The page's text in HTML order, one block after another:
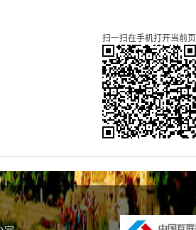
扫一扫在手机打开当前页